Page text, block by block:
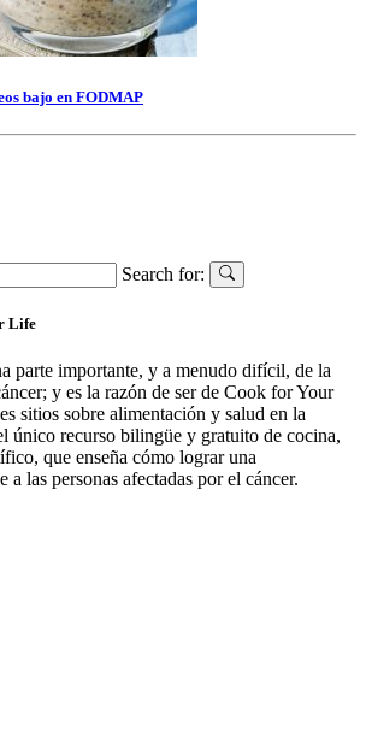
bajo en FODMAP
Search for:
Life
parte importante, y a menudo difícil, de la
y es la razón de ser de Cook for Your
sitios sobre alimentación y salud en la
único recurso bilingüe y gratuito de cocina,
que enseña cómo lograr una
a las personas afectadas por el cáncer.